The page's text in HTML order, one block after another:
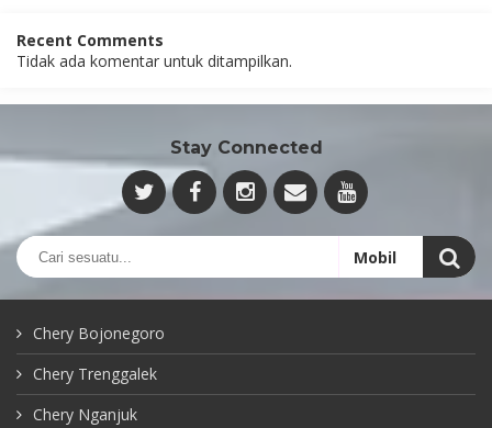
Recent Comments
Tidak ada komentar untuk ditampilkan.
Stay Connected
Chery Bojonegoro
Chery Trenggalek
Chery Nganjuk